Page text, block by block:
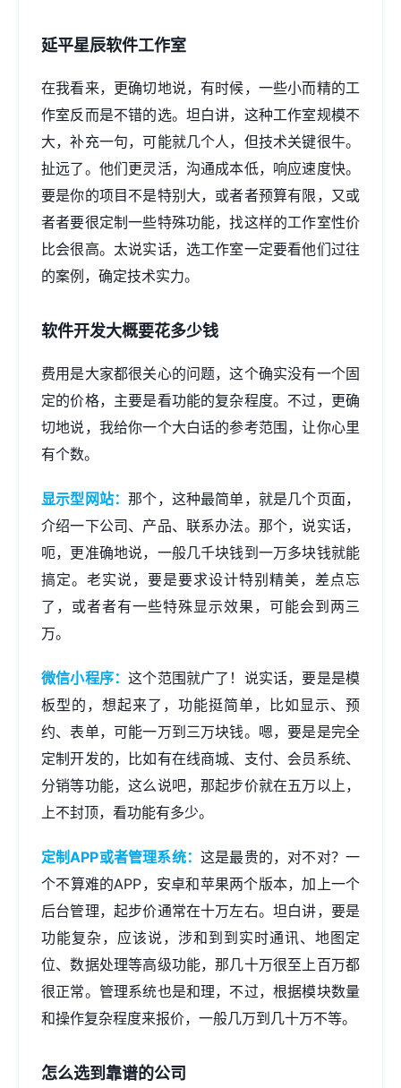
延平星辰软件工作室
在我看来，更确切地说，有时候，一些小而精的工
作室反而是不错的选。坦白讲，这种工作室规模不
大，补充一句，可能就几个人，但技术关键很牛。
扯远了。他们更灵活，沟通成本低，响应速度快。
要是你的项目不是特别大，或者者预算有限，又或
者者要很定制一些特殊功能，找这样的工作室性价
比会很高。太说实话，选工作室一定要看他们过往
的案例，确定技术实力。
软件开发大概要花多少钱
费用是大家都很关心的问题，这个确实没有一个固
定的价格，主要是看功能的复杂程度。不过，更确
切地说，我给你一个大白话的参考范围，让你心里
有个数。
显示型网站：那个，这种最简单，就是几个页面，
介绍一下公司、产品、联系办法。那个，说实话，
呃，更准确地说，一般几千块钱到一万多块钱就能
搞定。老实说，要是要求设计特别精美，差点忘
了，或者者有一些特殊显示效果，可能会到两三
万。
微信小程序：这个范围就广了！说实话，要是是模
板型的，想起来了，功能挺简单，比如显示、预
约、表单，可能一万到三万块钱。嗯，要是是完全
定制开发的，比如有在线商城、支付、会员系统、
分销等功能，这么说吧，那起步价就在五万以上，
上不封顶，看功能有多少。
定制APP或者管理系统： 这是最贵的，对不对？一
个不算难的APP，安卓和苹果两个版本，加上一个
后台管理，起步价通常在十万左右。坦白讲，要是
功能复杂，应该说，涉和到到实时通讯、地图定
位、数据处理等高级功能，那几十万很至上百万都
很正常。管理系统也是和理，不过，根据模块数量
和操作复杂程度来报价，一般几万到几十万不等。
怎么选到靠谱的公司